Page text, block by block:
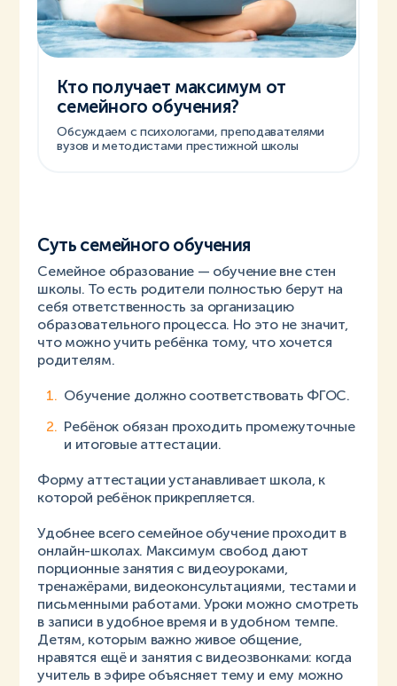
Кто получает максимум от
семейного обучения?
Обсуждаем с психологами, преподавателями
вузов и методистами престижной школы
Суть семейного обучения
Семейное образование — обучение вне стен
школы. То есть родители полностью берут на
себя ответственность за организацию
образовательного процесса. Но это не значит,
что можно учить ребёнка тому, что хочется
родителям.
Обучение должно соответствовать ФГОС.
Ребёнок обязан проходить промежуточные
и итоговые аттестации.
Форму аттестации устанавливает школа, к
которой ребёнок прикрепляется.
Удобнее всего семейное обучение проходит в
онлайн-школах. Максимум свобод дают
порционные занятия с видеоуроками,
тренажёрами, видеоконсультациями, тестами и
письменными работами. Уроки можно смотреть
в записи в удобное время и в удобном темпе.
Детям, которым важно живое общение,
нравятся ещё и занятия с видеозвонками: когда
учитель в эфире объясняет тему и ему можно